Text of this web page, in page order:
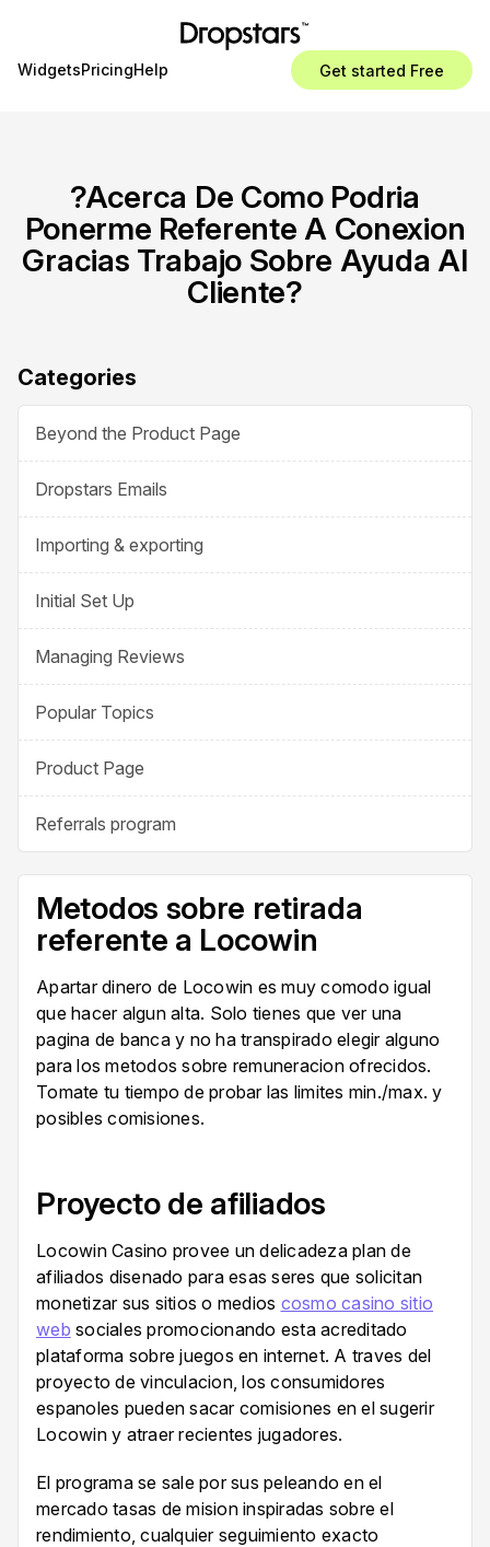
WidgetsPricingHelp Get started Free
?Acerca De Como Podria
Ponerme Referente A Conexion
Gracias Trabajo Sobre Ayuda Al
Cliente?
Categories
Beyond the Product Page
Dropstars Emails
Importing & exporting
Initial Set Up
Managing Reviews
Popular Topics
Product Page
Referrals program
Metodos sobre retirada
referente a Locowin
Apartar dinero de Locowin es muy comodo igual
que hacer algun alta. Solo tienes que ver una
pagina de banca y no ha transpirado elegir alguno
para los metodos sobre remuneracion ofrecidos.
Tomate tu tiempo de probar las limites min./max. y
posibles comisiones.
Proyecto de afiliados
Locowin Casino provee un delicadeza plan de
afiliados disenado para esas seres que solicitan
monetizar sus sitios o medios cosmo casino sitio
web sociales promocionando esta acreditado
plataforma sobre juegos en internet. A traves del
proyecto de vinculacion, los consumidores
espanoles pueden sacar comisiones en el sugerir
Locowin y atraer recientes jugadores.
El programa se sale por sus peleando en el
mercado tasas de mision inspiradas sobre el
rendimiento, cualquier seguimiento exacto